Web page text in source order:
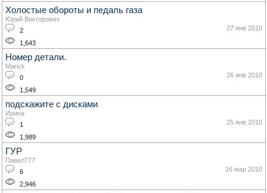
Холостые обороты и педаль газа
Юрий Викторович
2
1,643
27 янв 2010
Номер детали.
Marick
0
1,549
26 янв 2010
подскажите с дисками
Ирина
1
1,989
25 янв 2010
ГУР
Павел777
6
2,946
16 мар 2010